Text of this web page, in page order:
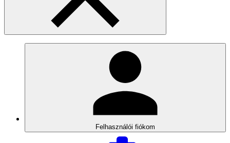
Felhasználói fiókom